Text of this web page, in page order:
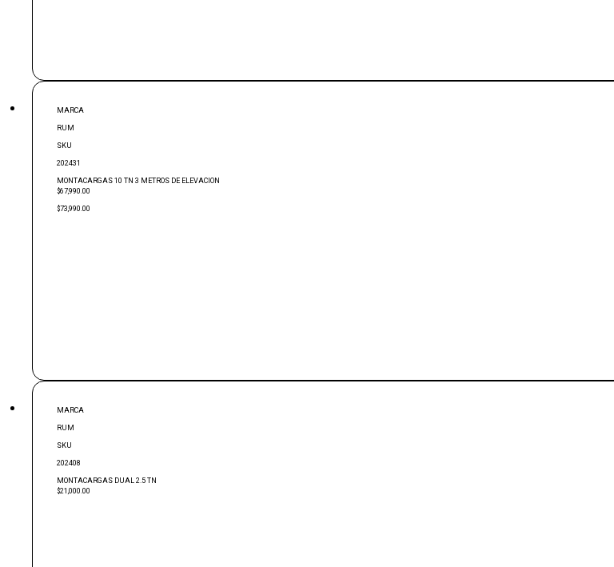
MARCA
RUM
SKU
202431
MONTACARGAS 10 TN 3 METROS DE ELEVACION
$67,990.00
$73,990.00
MARCA
RUM
SKU
202408
MONTACARGAS DUAL 2.5 TN
$21,000.00